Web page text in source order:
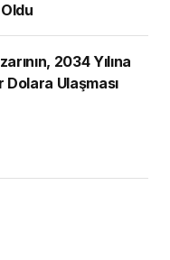
2034 Yılına
Dolara Ulaşması